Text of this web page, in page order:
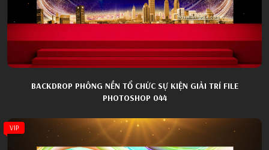
BACKDROP PHÔNG NỀN TỔ CHỨC SỰ KIỆN GIẢI TRÍ FILE
PHOTOSHOP 044
VIP